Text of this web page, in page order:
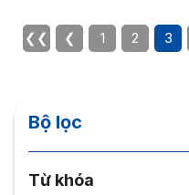
❮❮ ❮ 1 2 3
Bộ lọc
Từ khóa